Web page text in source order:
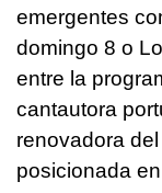
emergentes
domingo 8 o
entre la
cantautora
renovadora
posicionada